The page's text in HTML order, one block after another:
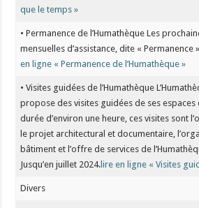
que le temps »
• Permanence de l’Humathèque Les
mensuelles d’assistance, dite « Permanence
en ligne « Permanence de l’Humathèque »
• Visites guidées de l’Humathèque
propose des visites guidées de ses espaces
durée d’environ une heure, ces visites sont
le projet architectural et documentaire,
bâtiment et l’offre de services de
Jusqu’en juillet 2024. lire en ligne « Visites
Divers